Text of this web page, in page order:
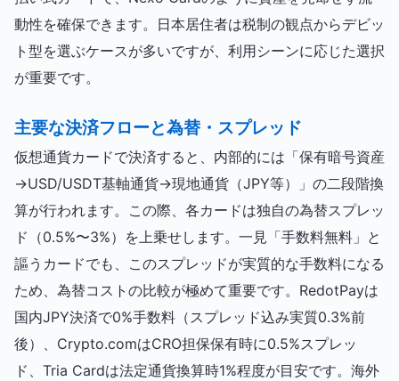
動性を確保できます。日本居住者は税制の観点からデビッ
ト型を選ぶケースが多いですが、利用シーンに応じた選択
が重要です。
主要な決済フローと為替・スプレッド
仮想通貨カードで決済すると、内部的には「保有暗号資産
→USD/USDT基軸通貨→現地通貨（JPY等）」の二段階換
算が行われます。この際、各カードは独自の為替スプレッ
ド（0.5%〜3%）を上乗せします。一見「手数料無料」と
謳うカードでも、このスプレッドが実質的な手数料になる
ため、為替コストの比較が極めて重要です。RedotPayは
国内JPY決済で0%手数料（スプレッド込み実質0.3%前
後）、Crypto.comはCRO担保保有時に0.5%スプレッ
ド、Tria Cardは法定通貨換算時1%程度が目安です。海外